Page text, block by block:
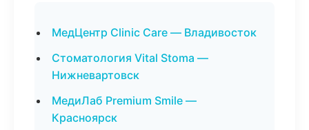
МедЦентр Clinic Care — Владивосток
Стоматология Vital Stoma —
Нижневартовск
МедиЛаб Premium Smile —
Красноярск